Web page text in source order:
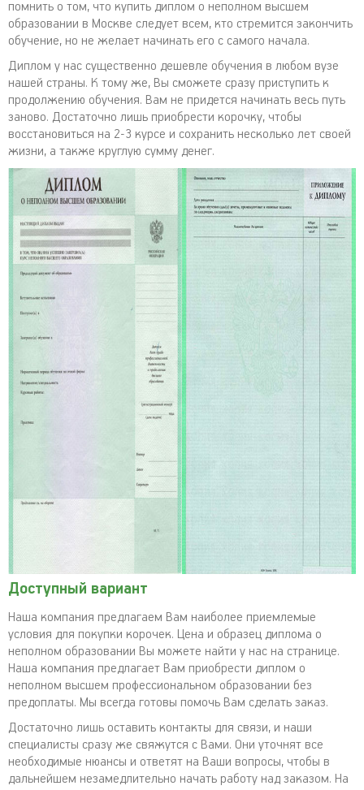
помнить о том, что купить диплом о неполном высшем
образовании в Москве следует всем, кто стремится закончить
обучение, но не желает начинать его с самого начала.
Диплом у нас существенно дешевле обучения в любом вузе
нашей страны. К тому же, Вы сможете сразу приступить к
продолжению обучения. Вам не придется начинать весь путь
заново. Достаточно лишь приобрести корочку, чтобы
восстановиться на 2-3 курсе и сохранить несколько лет своей
жизни, а также круглую сумму денег.
Доступный вариант
Наша компания предлагаем Вам наиболее приемлемые
условия для покупки корочек. Цена и образец диплома о
неполном образовании Вы можете найти у нас на странице.
Наша компания предлагает Вам приобрести диплом о
неполном высшем профессиональном образовании без
предоплаты. Мы всегда готовы помочь Вам сделать заказ.
Достаточно лишь оставить контакты для связи, и наши
специалисты сразу же свяжутся с Вами. Они уточнят все
необходимые нюансы и ответят на Ваши вопросы, чтобы в
дальнейшем незамедлительно начать работу над заказом. На